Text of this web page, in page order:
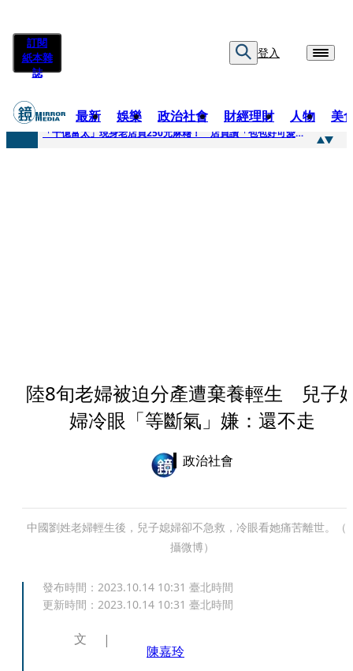
訂閱
紙本雜
誌
登入
最新 娛樂 政治社會 財經理財 人物 美
快訊
「千億富太」現身老店買250元麻糬！ 店員讚「包包好可愛」她笑回：我自己做的
陸8旬老婦被迫分產遭棄養輕生 兒子
婦冷眼「等斷氣」嫌：還不走
政治社會
中國劉姓老婦輕生後，兒子媳婦卻不急救，冷眼看她痛苦離世。（
攝微博）
發布時間： 2023.10.14 10:31 臺北時間
更新時間： 2023.10.14 10:31 臺北時間
文
陳嘉玲